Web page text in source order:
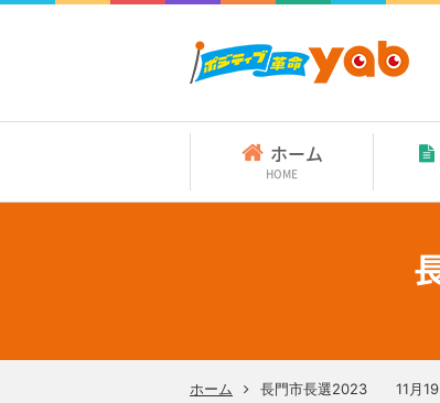
ホーム
HOME
ホーム 長門市長選2023 11月19